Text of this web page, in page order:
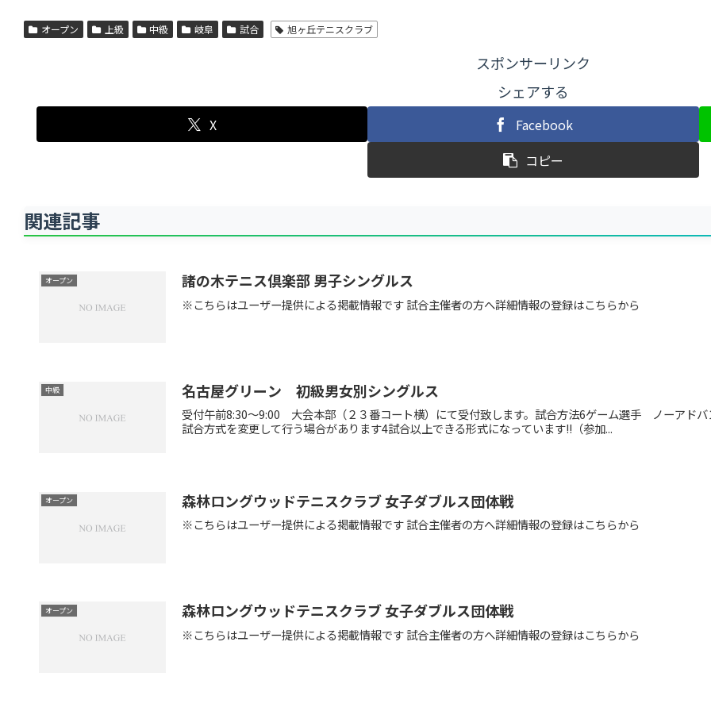
オープン 上級 中級 岐阜 試合 旭ヶ丘テニスクラブ
スポンサーリンク
シェアする
X
Facebook
コピー
関連記事
オープン 諸の木テニス倶楽部 男子シングルス
※こちらはユーザー提供による掲載情報です 試合主催者の方へ詳細情報の登録はこちらから
中級 名古屋グリーン 初級男女別シングルス
受付午前8:30～9:00 大会本部（２３番コート横）にて受付致します。試合方法6ゲーム選手 ノーアド
試合方式を変更して行う場合があります4試合以上できる形式になっています!!（参加...
オープン 森林ロングウッドテニスクラブ 女子ダブルス団体戦
※こちらはユーザー提供による掲載情報です 試合主催者の方へ詳細情報の登録はこちらから
オープン 森林ロングウッドテニスクラブ 女子ダブルス団体戦
※こちらはユーザー提供による掲載情報です 試合主催者の方へ詳細情報の登録はこちらから